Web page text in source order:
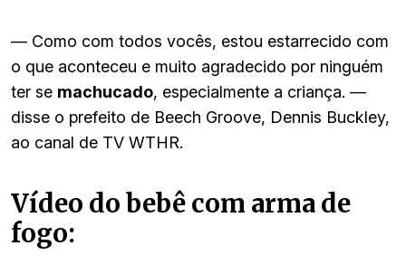
— Como com todos vocês, estou estarrecido com
o que aconteceu e muito agradecido por ninguém
ter se machucado, especialmente a criança. —
disse o prefeito de Beech Groove, Dennis Buckley,
ao canal de TV WTHR.
Vídeo do bebê com arma de
fogo: